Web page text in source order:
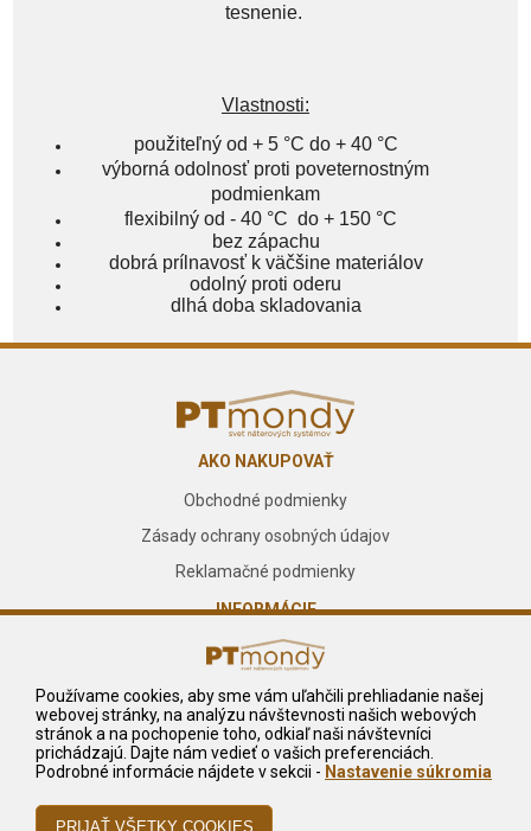
tesnenie.
Vlastnosti:
použiteľný od + 5 °C do + 40 °C
výborná odolnosť proti poveternostným
podmienkam
flexibilný od - 40 °C do + 150 °C
bez zápachu
dobrá prílnavosť k väčšine materiálov
odolný proti oderu
dlhá doba skladovania
AKO NAKUPOVAŤ
Obchodné podmienky
Zásady ochrany osobných údajov
Reklamačné podmienky
INFORMÁCIE
O nás
Služby
NA STIAHNUTIE
Používame cookies, aby sme vám uľahčili prehliadanie našej
webovej stránky, na analýzu návštevnosti našich webových
stránok a na pochopenie toho, odkiaľ naši návštevníci
prichádzajú. Dajte nám vedieť o vašich preferenciách.
Podrobné informácie nájdete v sekcii - Nastavenie súkromia